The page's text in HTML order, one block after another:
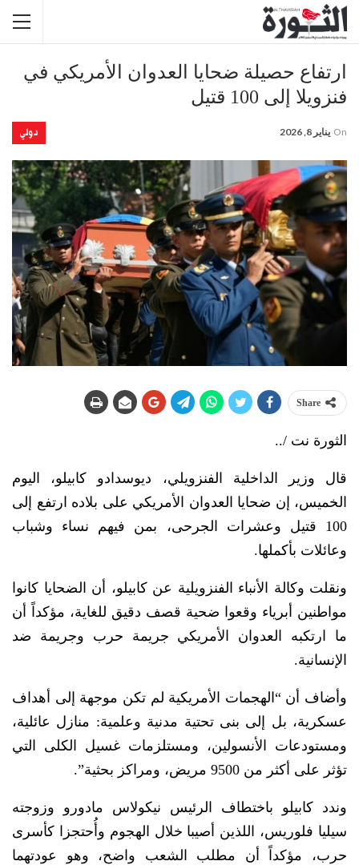
ارتفاع حصيلة ضحايا العدوان الأمريكي في
فنزويلا إلى 100 قتيل
دولي On يناير 8, 2026
Share
الثورة نت /..
قال وزير الداخلية الفنزويلي، ديوسدادو كابيلو، اليوم
الخميس، إن ضحايا العدوان الأمريكي على بلاده ارتفع إلى
100 قتيل وعشرات الجرحى، بمن فيهم نساء وشباب
وعائلات بأكملها.
ونقلت وكالة الأنباء الفنزويلية عن كابيلو، أن الضحايا كانوا
مواطنين أبرياء وقعوا ضحية قصف دقيق للغاية، مؤكداً أن
ما ارتكبه العدوان الأمريكي جريمة حرب وجريمة ضد
الإنسانية.
وأضاف أن “الهجمات الأمريكية لم تكن موجهة إلى أهداف
عسكرية، بل إلى بنى تحتية مدنية وعلمية: منازل عائلية،
ومستودعات الأنسولين، ومستلزمات غسيل الكلى التي
تؤثر على أكثر من 9500 مريض، ومراكز بحثية”.
وندد كابيلو باختطاف الرئيس نيكولاس مادورو وزوجته
سيليا فلوريس، اللذين أصيبا خلال الهجوم وأُحتجزا كأسرى
حرب، مؤكداً أن مطلب الشعب واضح، وهو عودتهما